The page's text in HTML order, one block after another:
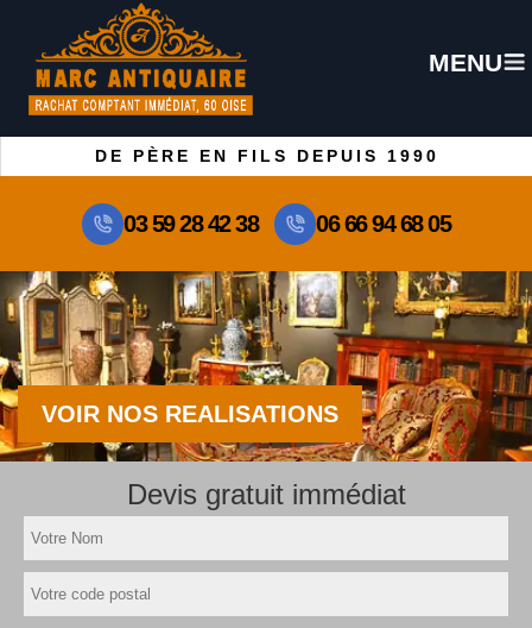
MENU
DE PÈRE EN FILS DEPUIS 1990
03 59 28 42 38 06 66 94 68 05
VOIR NOS REALISATIONS
Devis gratuit immédiat